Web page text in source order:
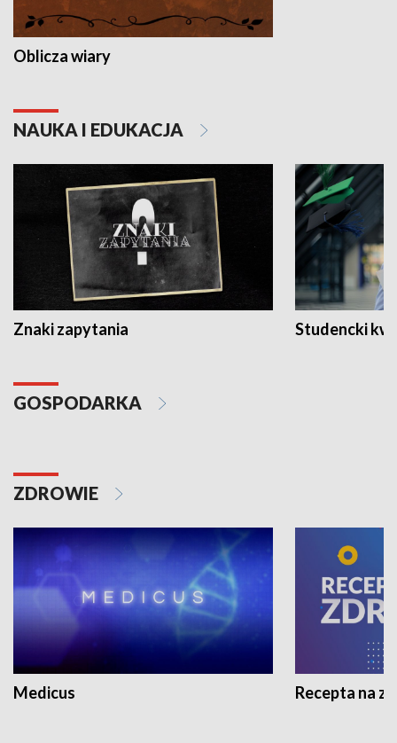
Oblicza wiary
NAUKA I EDUKACJA
Znaki zapytania Studencki
GOSPODARKA
ZDROWIE
Medicus Recepta na